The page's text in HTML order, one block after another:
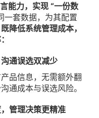
能力，实现 “一份数
一套数据，为其配置
既降低系统管理成本，
通误选双减少
品信息，无需额外翻
通成本与误选风险。
管理决策更精准